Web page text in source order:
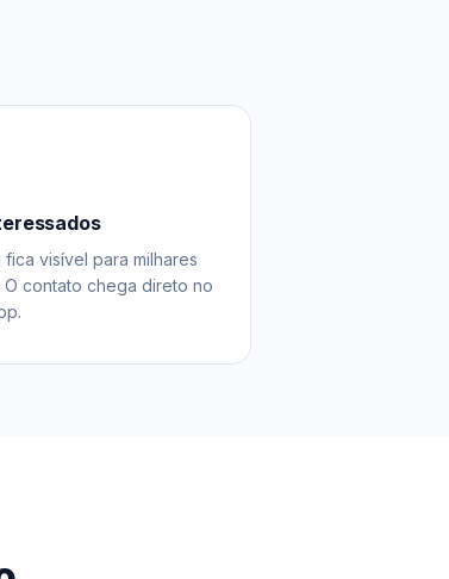
fica visível para milhares
contato chega direto no